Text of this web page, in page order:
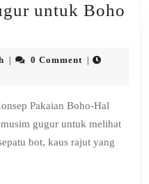
untuk Boho
ieueh 0 Comment
Pakaian Boho-Hal
gugur untuk melihat
bot, kaus rajut yang